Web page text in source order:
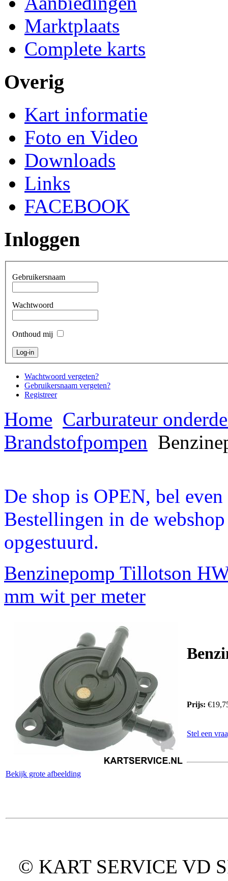
Marktplaats
Complete karts
Overig
Kart informatie
Foto en Video
Downloads
Links
FACEBOOK
Inloggen
Gebruikersnaam
Wachtwoord
Onthoud mij
Wachtwoord vergeten?
Gebruikersnaam vergeten?
Registreer
Home Carburateur
Brandstofpompen
De shop is OPEN, bel
Bestellingen in de
opgestuurd.
Benzinepomp Tillotson
mm wit per meter
Bekijk grote afbeelding
Prijs:
Stel een
© KART SERVICE VD